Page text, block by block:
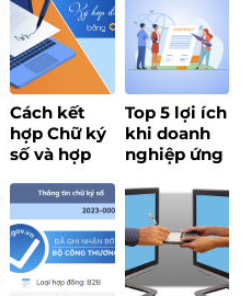
Cách kết
hợp Chữ ký
số và hợp
tử chỉ trong
5 phút!
Top 5 lợi ích
khi doanh
nghiệp ứng
Econtract
trong thời
đại số